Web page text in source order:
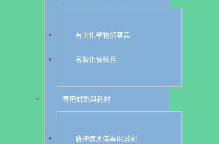
有害化學物偵察兵
客製化偵察兵
專用試劑與耗材
農神速測儀專用試劑